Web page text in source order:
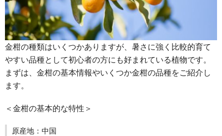
金柑の種類はいくつかありますが、暑さに強く比較的育て
やすい品種として初心者の方にも好まれている植物です。
まずは、金柑の基本情報やいくつか金柑の品種をご紹介し
ます。
＜金柑の基本的な特性＞
原産地：中国